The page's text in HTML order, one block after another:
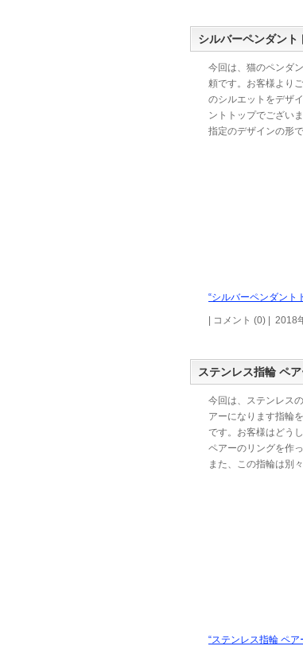
シルバーペンダント
今回は、猫のペンダ
頼です。お客様より
のシルエットをデザ
ントトップでござい
指定のデザインの形
“シルバーペンダント
| コメント (0) | 2018
ステンレス指輪 ペ
今回は、ステンレス
アーになります指輪
です。お客様はどう
ペアーのリングを作
また、この指輪は別
“ステンレス指輪 ペ